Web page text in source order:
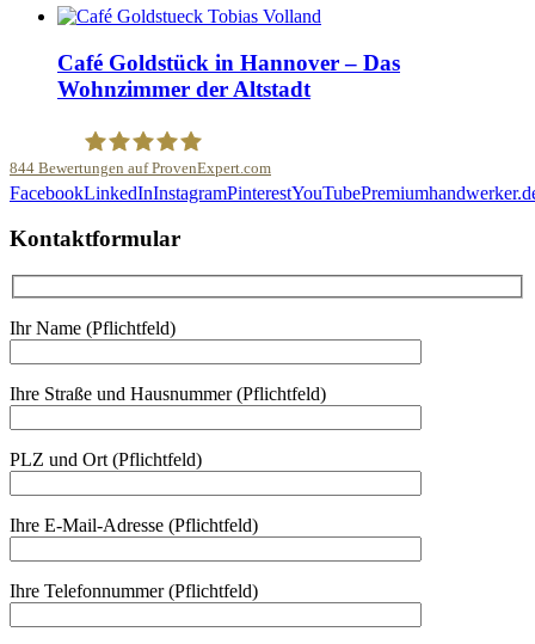
Café Goldstück in Hannover – Das
Wohnzimmer der Altstadt
844 Bewertungen auf ProvenExpert.com
FacebookLinkedInInstagramPinterestYouTube
Kontaktformular
Ihr Name (Pflichtfeld)
Ihre Straße und Hausnummer (Pflichtfeld)
PLZ und Ort (Pflichtfeld)
Ihre E-Mail-Adresse (Pflichtfeld)
Ihre Telefonnummer (Pflichtfeld)